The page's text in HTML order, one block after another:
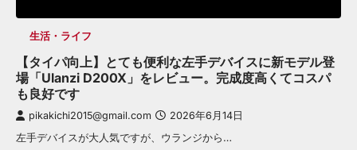
生活・ライフ
【タイパ向上】とても便利な左手デバイスに新モデル登
場「Ulanzi D200X」をレビュー。完成度高くてコスパ
も良好です
pikakichi2015@gmail.com 2026年6月14日
左手デバイスが大人気ですが、ウランジから…